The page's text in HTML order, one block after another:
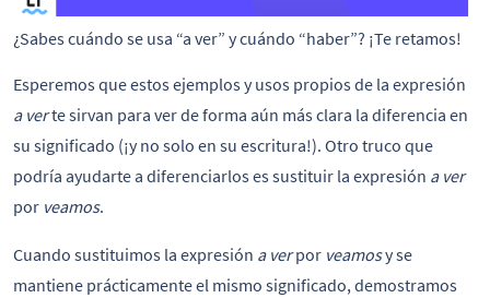
¿Sabes cuándo se usa “a ver” y cuándo “haber”? ¡Te retamos!
Esperemos que estos ejemplos y usos propios de la expresión
a verte sirvan para ver de forma aún más clara la diferencia en
su significado (¡y no solo en su escritura!). Otro truco que
podría ayudarte a diferenciarlos es sustituir la expresión a ver
por veamos.
Cuando sustituimos la expresión a verpor veamosy se
mantiene prácticamente el mismo significado, demostramos